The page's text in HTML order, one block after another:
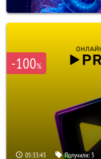
-100%
05:33:41 Получили: 3